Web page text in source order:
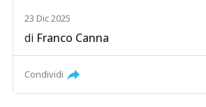
23 Dic 2025
di Franco Canna
Condividi